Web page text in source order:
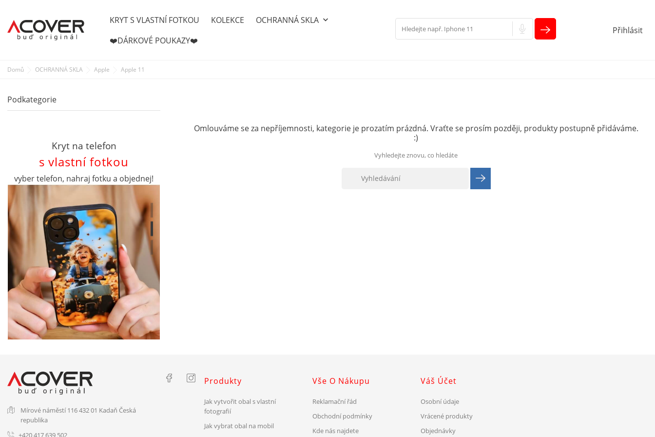
KRYT S VLASTNÍ FOTKOU KOLEKCE OCHRANNÁ SKLA keyboard_arrow_down
❤️DÁRKOVÉ POUKAZY❤️
Přihlásit
Domů OCHRANNÁ SKLA Apple Apple 11
Podkategorie
Kryt na telefon
s vlastní fotkou
vyber telefon, nahraj fotku a objednej!
Skvělý dárek!
vyber telefon, nahraj fotku a objednej!
Omlouváme se za nepříjemnosti, kategorie je prozatím prázdná. Vraťte se prosím později, produkty postupně přidáváme.
:)
Vyhledejte znovu, co hledáte
Mírové náměstí 116432 01 Kadaň Česká
republika
+420 417 639 502
Produkty
Jak vytvořit obal s vlastní
fotografií
Jak vybrat obal na mobil
Vše O Nákupu
Reklamační řád
Obchodní podmínky
Kde nás najdete
Váš Účet
Osobní údaje
Vrácené produkty
Objednávky